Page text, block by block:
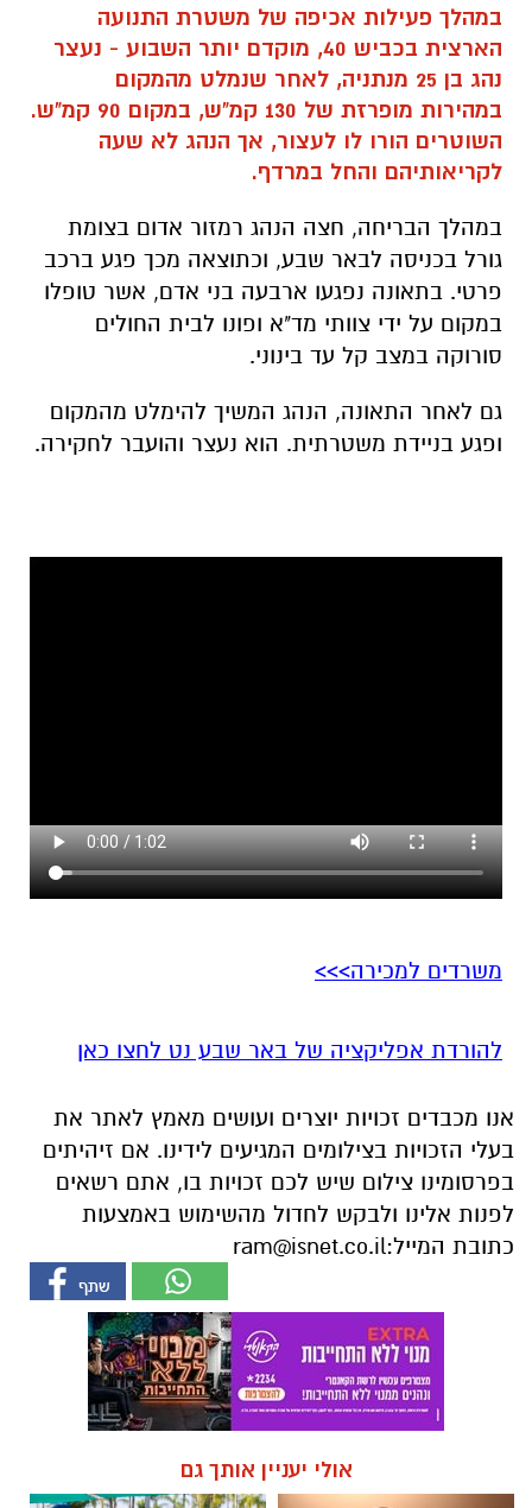
במהלך פעילות אכיפה של משטרת התנועה
הארצית בכביש 40, מוקדם יותר השבוע - נעצר
נהג בן 25 מנתניה, לאחר שנמלט מהמקום
במהירות מופרזת של 130 קמ"ש, במקום 90 קמ"ש.
השוטרים הורו לו לעצור, אך הנהג לא שעה
לקריאותיהם והחל במרדף.
במהלך הבריחה, חצה הנהג רמזור אדום בצומת
גורל בכניסה לבאר שבע, וכתוצאה מכך פגע ברכב
פרטי. בתאונה נפגעו ארבעה בני אדם, אשר טופלו
במקום על ידי צוותי מד"א ופונו לבית החולים
סורוקה במצב קל עד בינוני.
גם לאחר התאונה, הנהג המשיך להימלט מהמקום
ופגע בניידת משטרתית. הוא נעצר והועבר לחקירה.
משרדים למכירה>>>
להורדת אפליקציה של באר שבע נט לחצו כאן
אנו מכבדים זכויות יוצרים ועושים מאמץ לאתר את
בעלי הזכויות בצילומים המגיעים לידינו. אם זיהיתים
בפרסומינו צילום שיש לכם זכויות בו, אתם רשאים
לפנות אלינו ולבקש לחדול מהשימוש באמצעות
כתובת המייל:ram@isnet.co.il
אולי יעניין אותך גם